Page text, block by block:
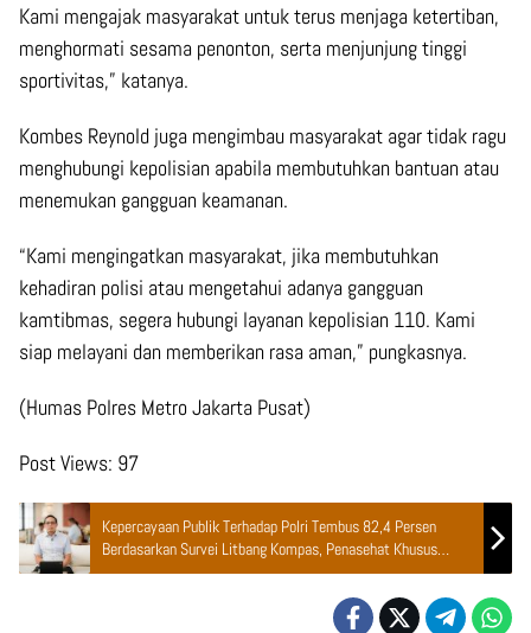
Kami mengajak masyarakat untuk terus menjaga ketertiban,
menghormati sesama penonton, serta menjunjung tinggi
sportivitas,” katanya.
Kombes Reynold juga mengimbau masyarakat agar tidak ragu
menghubungi kepolisian apabila membutuhkan bantuan atau
menemukan gangguan keamanan.
“Kami mengingatkan masyarakat, jika membutuhkan
kehadiran polisi atau mengetahui adanya gangguan
kamtibmas, segera hubungi layanan kepolisian 110. Kami
siap melayani dan memberikan rasa aman,” pungkasnya.
(Humas Polres Metro Jakarta Pusat)
Post Views: 97
Kepercayaan Publik Terhadap Polri Tembus 82,4 Persen
Berdasarkan Survei Litbang Kompas, Penasehat Khusus
Presiden Beri Apresiasi